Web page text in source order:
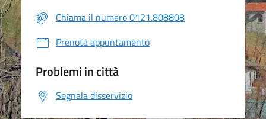
Chiama il numero 0121.808808
Prenota appuntamento
Problemi in città
Segnala disservizio